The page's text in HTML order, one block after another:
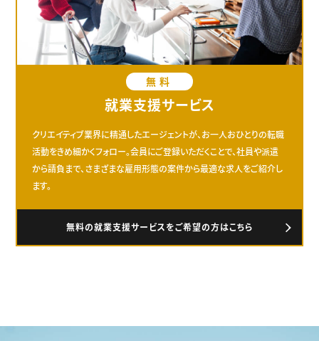
無料
就業支援サービス
クリエイティブ業界に精通したエージェントが、お一人おひとりの転職
活動をきめ細かくフォロー。会員にご登録いただくことで、社員や派遣
から請負まで、さまざまな雇用形態の案件から最適な求人をご紹介し
ます。
無料の就業支援サービスをご希望の方はこちら